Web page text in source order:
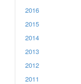
2016
2015
2014
2013
2012
2011